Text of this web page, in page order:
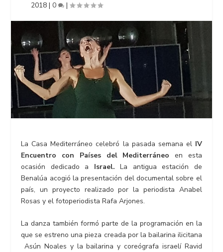
2018 |0 |
La Casa Mediterráneo celebró la pasada semana el IV
Encuentro con Países del Mediterráneo en esta
ocasión dedicado a Israel. La antigua estación de
Benalúa acogió la presentación del documental sobre el
país, un proyecto realizado por la periodista Anabel
Rosas y el fotoperiodista Rafa Arjones.
La danza también formó parte de la programación en la
que se estreno una pieza creada por la bailarina ilicitana
Asún Noales y la bailarina y coreógrafa israelí Ravid